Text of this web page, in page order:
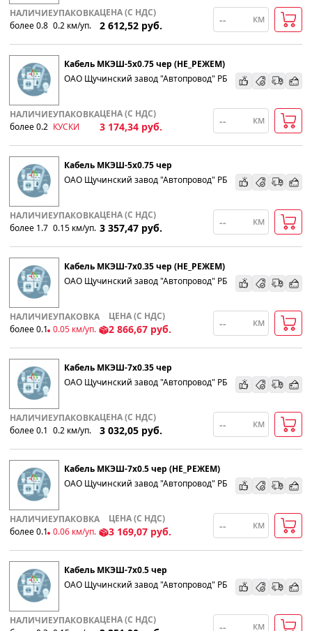
НАЛИЧИЕ
более 0.8
УПАКОВКА
0.2 км/уп.
ЦЕНА (С НДС)
2 612,52 руб.
км
Кабель МКЭШ-5х0.75 чер (НЕ_РЕЖЕМ)
ОАО Щучинский завод "Автопровод" РБ
НАЛИЧИЕ
более 0.2
УПАКОВКА
КУСКИ
ЦЕНА (С НДС)
3 174,34 руб.
км
Кабель МКЭШ-5х0.75 чер
ОАО Щучинский завод "Автопровод" РБ
НАЛИЧИЕ
более 1.7
УПАКОВКА
0.15 км/уп.
ЦЕНА (С НДС)
3 357,47 руб.
км
Кабель МКЭШ-7х0.35 чер (НЕ_РЕЖЕМ)
ОАО Щучинский завод "Автопровод" РБ
НАЛИЧИЕ
более 0.1
УПАКОВКА
0.05 км/уп.
ЦЕНА (С НДС)
2 866,67 руб.
км
Кабель МКЭШ-7х0.35 чер
ОАО Щучинский завод "Автопровод" РБ
НАЛИЧИЕ
более 0.1
УПАКОВКА
0.2 км/уп.
ЦЕНА (С НДС)
3 032,05 руб.
км
Кабель МКЭШ-7х0.5 чер (НЕ_РЕЖЕМ)
ОАО Щучинский завод "Автопровод" РБ
НАЛИЧИЕ
более 0.1
УПАКОВКА
0.06 км/уп.
ЦЕНА (С НДС)
3 169,07 руб.
км
Кабель МКЭШ-7х0.5 чер
ОАО Щучинский завод "Автопровод" РБ
НАЛИЧИЕУПАКОВКАЦЕНА (С НДС) км